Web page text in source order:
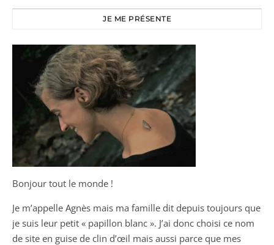
JE ME PRÉSENTE
Bonjour tout le monde !
Je m’appelle Agnès mais ma famille dit depuis toujours que
je suis leur petit « papillon blanc ». J’ai donc choisi ce nom
de site en guise de clin d’œil mais aussi parce que mes